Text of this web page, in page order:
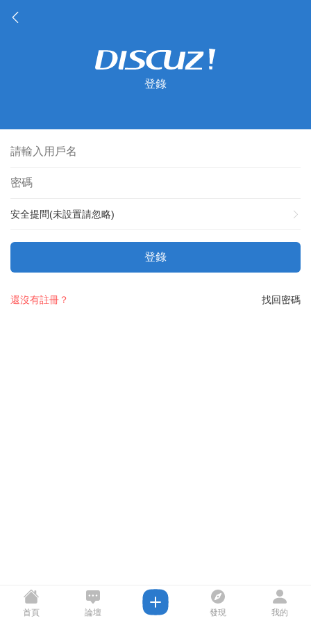
登錄
安全提問(未設置請忽略)
登錄
找回密碼
還沒有註冊？
首頁 論壇 發現 我的